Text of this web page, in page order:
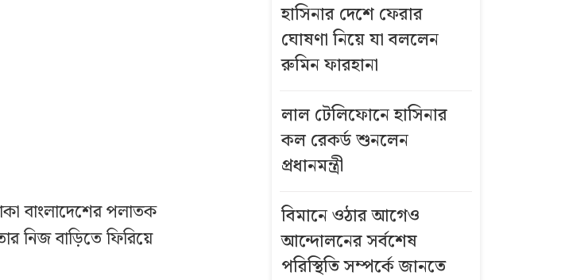
বাংলাদেশের পলাতক
নিজ বাড়িতে ফিরিয়ে
শেখ হাসিনাকে
নিয়ে ফেসবুকে
কর্মচারীকে
স্ট্যান্ড রিলিজ
গ্যাসক্ষেত্র,
পুনরায় চালুর
উদ্যোগ নেই
হাসিনার দেশে ফেরার
ঘোষণা নিয়ে যা বললেন
রুমিন ফারহানা
লাল টেলিফোনে হাসিনার
কল রেকর্ড শুনলেন
প্রধানমন্ত্রী
বিমানে ওঠার আগেও
আন্দোলনের সর্বশেষ
পরিস্থিতি সম্পর্কে জানতে